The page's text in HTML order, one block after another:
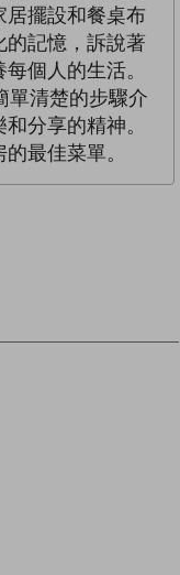
居擺設和餐桌布
記憶，訴說著
個人的生活。
單清楚的步驟介
分享的精神。
最佳菜單。